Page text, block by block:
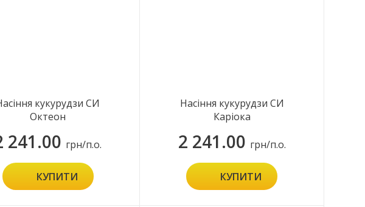
кукурудзи СИ
Октеон
241.00 грн/п.о.
КУПИТИ
Насіння кукурудзи СИ
Каріока
2 241.00 грн/п.о.
КУПИТИ